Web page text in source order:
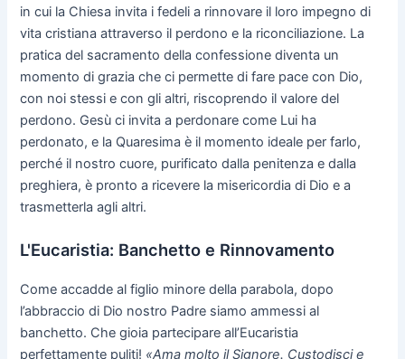
in cui la Chiesa invita i fedeli a rinnovare il loro impegno di
vita cristiana attraverso il perdono e la riconciliazione. La
pratica del sacramento della confessione diventa un
momento di grazia che ci permette di fare pace con Dio,
con noi stessi e con gli altri, riscoprendo il valore del
perdono. Gesù ci invita a perdonare come Lui ha
perdonato, e la Quaresima è il momento ideale per farlo,
perché il nostro cuore, purificato dalla penitenza e dalla
preghiera, è pronto a ricevere la misericordia di Dio e a
trasmetterla agli altri.
L'Eucaristia: Banchetto e Rinnovamento
Come accadde al figlio minore della parabola, dopo
l’abbraccio di Dio nostro Padre siamo ammessi al
banchetto. Che gioia partecipare all’Eucaristia
perfettamente puliti! «Ama molto il Signore. Custodisci e